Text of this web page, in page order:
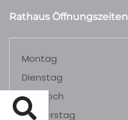
Rathaus Öffnungszeiten
Montag
Dienstag
Mittwoch
Donnerstag